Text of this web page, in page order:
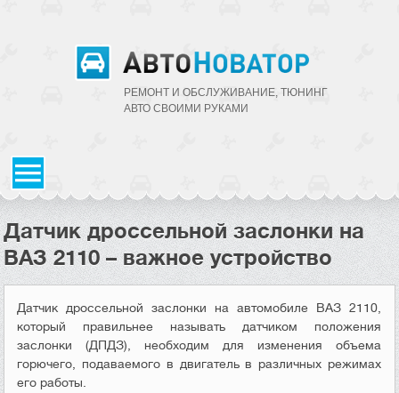
РЕМОНТ И ОБСЛУЖИВАНИЕ, ТЮНИНГ
АВТО CВОИМИ РУКАМИ
Датчик дроссельной заслонки на
ВАЗ 2110 – важное устройство
Датчик дроссельной заслонки на автомобиле ВАЗ 2110,
который правильнее называть датчиком положения
заслонки (ДПДЗ), необходим для изменения объема
горючего, подаваемого в двигатель в различных режимах
его работы.